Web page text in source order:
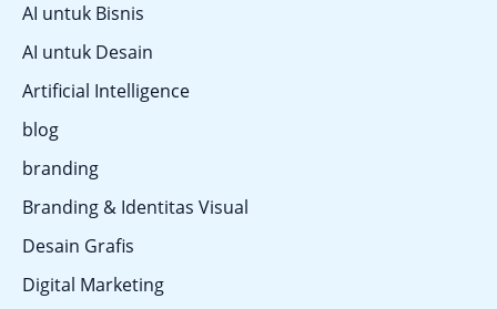
AI untuk Bisnis
AI untuk Desain
Artificial Intelligence
blog
branding
Branding & Identitas Visual
Desain Grafis
Digital Marketing